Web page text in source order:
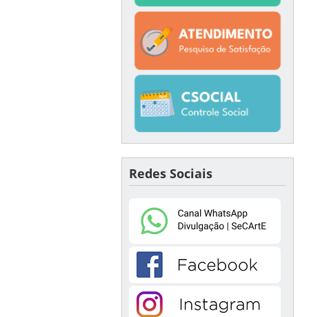
Redes Sociais